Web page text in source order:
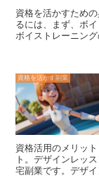
資格を活かすため
るには、まず、ボ
ボイストレーニン
る必要があります
ー、個人宅などで
レーニングを提供
は、求人サイトや
う。 ボイトレの仕事を見つけることができたら、次はボイトレのレ
ッスンを実際に開
ルスキルを向上さ
行う際には、生徒
て、適切な指導を
資格を活かす副業
資格活用のメリット
ト 。デザインレッ
宅副業です。デザ